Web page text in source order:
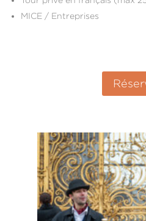
MICE / Entreprises